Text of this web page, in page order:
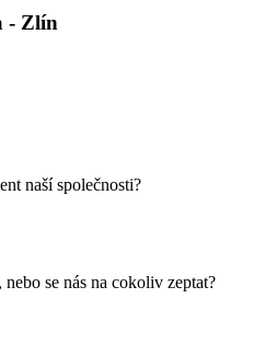
- Zlín
naší společnosti?
se nás na cokoliv zeptat?